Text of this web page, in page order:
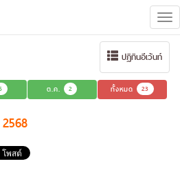
ปฏิทินอีเว้นท์
ต.ค. 2 ทั้งหมด 23